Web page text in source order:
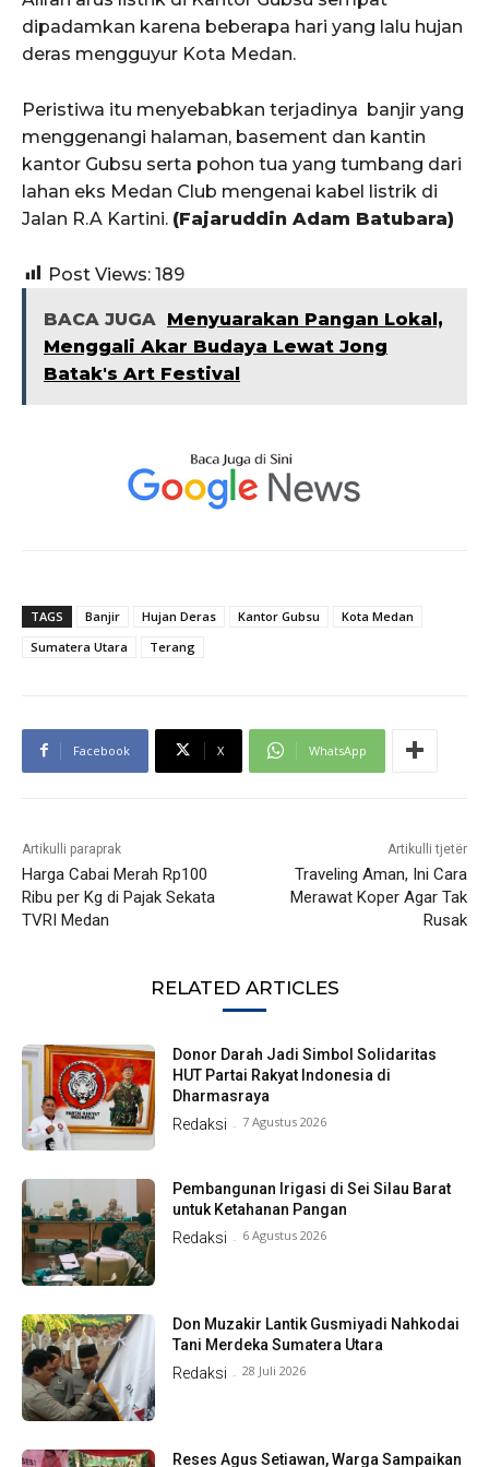
dipadamkan karena beberapa hari yang lalu hujan
deras mengguyur Kota Medan.
Peristiwa itu menyebabkan terjadinya banjir yang
menggenangi halaman, basement dan kantin
kantor Gubsu serta pohon tua yang tumbang dari
lahan eks Medan Club mengenai kabel listrik di
Jalan R.A Kartini. (Fajaruddin Adam Batubara)
Post Views: 189
BACA JUGA
Menyuarakan Pangan Lokal,
Menggali Akar Budaya Lewat Jong
Batak's Art Festival
TAGS Banjir Hujan Deras Kantor Gubsu
Kota Medan
Sumatera Utara
Terang
Facebook X WhatsApp
Artikulli paraprak
Harga Cabai Merah Rp100
Ribu per Kg di Pajak Sekata
TVRI Medan
Artikulli tjetër
Traveling Aman, Ini Cara
Merawat Koper Agar Tak
Rusak
RELATED ARTICLES
Donor Darah Jadi Simbol Solidaritas
HUT Partai Rakyat Indonesia di
Dharmasraya
Redaksi - 7 Agustus 2026
Pembangunan Irigasi di Sei Silau Barat
untuk Ketahanan Pangan
Redaksi - 6 Agustus 2026
Don Muzakir Lantik Gusmiyadi Nahkodai
Tani Merdeka Sumatera Utara
Redaksi - 28 Juli 2026
Reses Agus Setiawan, Warga Sampaikan